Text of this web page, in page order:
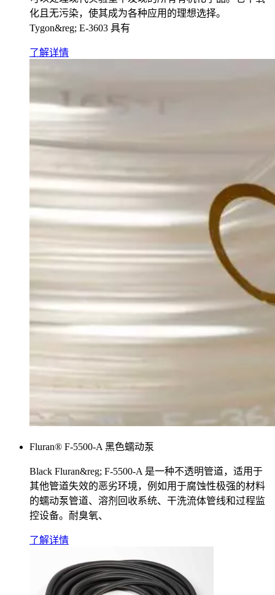
化且无污染，使其成为各种应用的理想选择。
Tygon&reg; E-3603 具有
了解详情
Fluran® F-5500-A 黑色蠕动泵
Black Fluran&reg; F-5500-A 是一种不透明管道，适用于
其他管道失效的恶劣环境，例如用于腐蚀性极强的材料
的蠕动泵管道、溶剂回收系统、干洗流体管线和过程监
控设备。耐臭氧、
了解详情